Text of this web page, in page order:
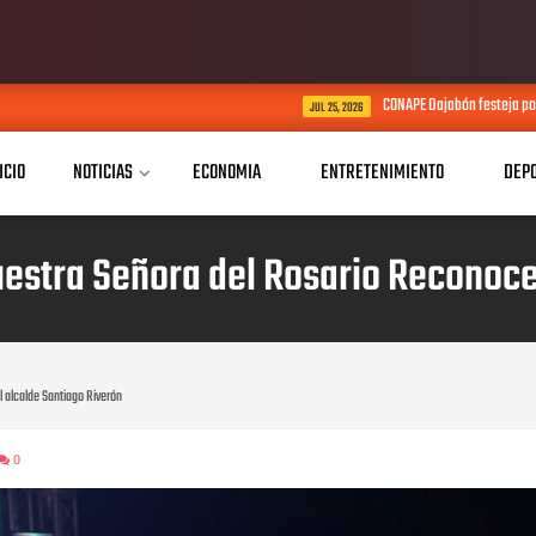
CONAPE Dajabón festeja por adelantado el
NOTICIAS ECONOMIA ENTRETENIMIENTO
Señora del Rosario
Santiago Riverón
0